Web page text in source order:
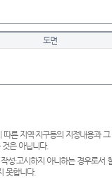
도면
따른 지역·지구등의 지정내용
은 아닙니다.
성·고시하지 아니하는 경우로
못합니다.